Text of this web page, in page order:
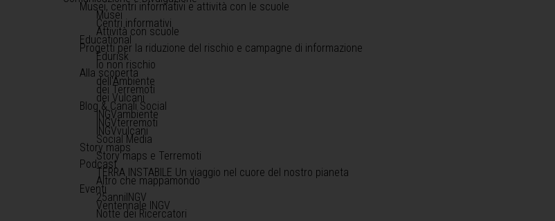
Musei, centri informativi e attività con le scuole
Musei
Centri informativi
Attività con scuole
Educational
Progetti per la riduzione del rischio e campagne di informazione
Edurisk
Io non rischio
Alla scoperta
dell'Ambiente
dei Terremoti
dei Vulcani
Blog & Canali Social
INGVambiente
INGVterremoti
INGVvulcani
Social Media
Story maps
Story maps e Terremoti
Podcast
TERRA INSTABILE Un viaggio nel cuore del nostro pianeta
Altro che mappamondo
Eventi
25anniINGV
Ventennale INGV
Notte dei Ricercatori